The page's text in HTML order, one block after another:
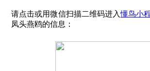
请点击或用微信扫描二维码进入懂鸟小
凤头燕鸥的信息：